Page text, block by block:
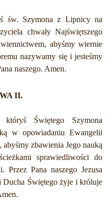
św. Szymona z Lipnicy na
chwały Najświętszego
abyśmy wiernie
nazywamy się i jesteśmy
naszego. Amen.
II.
któryś Świętego Szymona
w opowiadaniu Ewangelii
abyśmy zbawienia Jego nauką
sprawiedliwości do
Przez Pana naszego Jezusa
Ducha Świętego żyje i króluje